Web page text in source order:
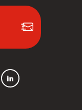
LinkedIn